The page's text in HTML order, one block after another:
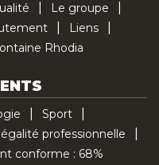
Le groupe
Liens
Rhodia
Sport
professionnelle
conforme : 68%